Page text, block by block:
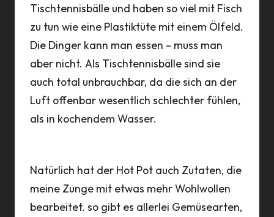
Tischtennisbälle und haben so viel mit Fisch
zu tun wie eine Plastiktüte mit einem Ölfeld.
Die Dinger kann man essen – muss man
aber nicht. Als Tischtennisbälle sind sie
auch total unbrauchbar, da die sich an der
Luft offenbar wesentlich schlechter fühlen,
als in kochendem Wasser.
Natürlich hat der Hot Pot auch Zutaten, die
meine Zunge mit etwas mehr Wohlwollen
bearbeitet. so gibt es allerlei Gemüsearten,